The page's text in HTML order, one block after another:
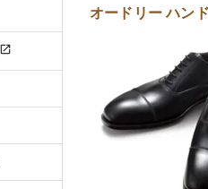
オードリー ハ